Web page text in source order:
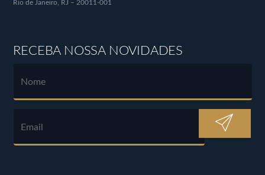
Rio de Janeiro, RJ – 20011-001
RECEBA NOSSA NOVIDADES